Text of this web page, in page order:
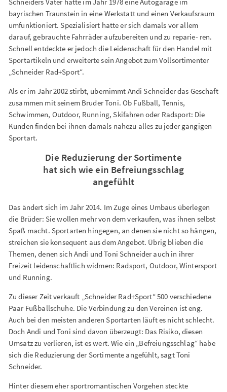
bayrischen Traunstein in eine Werkstatt und einen Verkaufsraum
umfunktioniert. Spezialisiert hatte er sich damals vor allem
darauf, gebrauchte Fahrräder aufzubereiten und zu reparie- ren.
Schnell entdeckte er jedoch die Leidenschaft für den Handel mit
Sportartikeln und erweiterte sein Angebot zum Vollsortimenter
„Schneider Rad+Sport“.
Als er im Jahr 2002 stirbt, übernimmt Andi Schneider das Geschäft
zusammen mit seinem Bruder Toni. Ob Fußball, Tennis,
Schwimmen, Outdoor, Running, Skifahren oder Radsport: Die
Kunden finden bei ihnen damals nahezu alles zu jeder gängigen
Sportart.
Die Reduzierung der Sortimente
hat sich wie ein Befreiungsschlag
angefühlt
Das ändert sich im Jahr 2014. Im Zuge eines Umbaus überlegen
die Brüder: Sie wollen mehr von dem verkaufen, was ihnen selbst
Spaß macht. Sportarten hingegen, an denen sie nicht so hängen,
streichen sie konsequent aus dem Angebot. Übrig blieben die
Themen, denen sich Andi und Toni Schneider auch in ihrer
Freizeit leidenschaftlich widmen: Radsport, Outdoor, Wintersport
und Running.
Zu dieser Zeit verkauft „Schneider Rad+Sport“ 500 verschiedene
Paar Fußballschuhe. Die Verbindung zu den Vereinen ist eng.
Auch bei den meisten anderen Sportarten läuft es nicht schlecht.
Doch Andi und Toni sind davon überzeugt: Das Risiko, diesen
Umsatz zu verlieren, ist es wert. Wie ein „Befreiungsschlag“ habe
sich die Reduzierung der Sortimente angefühlt, sagt Toni
Schneider.
Hinter diesem eher sportromantischen Vorgehen steckte